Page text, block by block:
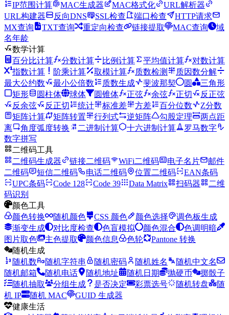
IP范围计算
MAC生成器 MAC格式化
URL解析器
URL构建器
反向DNS SSL检查 端口检查
HTTP请求
MX查询
TXT查询 重定向检查 链接提取 MAC查询
域
名年龄
数学计算
百分比计算
分数计算 比例计算 平均值计算
对数计算
指数计算
阶乘计算 取模计算 质数检测
质因数分解
最大公约数
最小公倍数 质数生成 斐波那契 圆
三角形
矩形
圆柱体 球体 圆锥体 正弦 余弦 正切
反正弦
反余弦
反正切 统计 标准差 方差 百分位数
Z分数
矩阵计算
矩阵转置 行列式 逆矩阵 勾股定理
两点距
离
角度弧度转换 二进制计算 十六进制计算
罗马数字
数字拼写
二维码工具
二维码生成器
链接二维码 WiFi二维码 电子名片
邮件
二维码
短信二维码 电话二维码 位置二维码
EAN条码
UPC条码
Code 128 Code 39 Data Matrix 扫码器
二维
码识别
颜色工具
颜色转换
随机颜色 CSS 颜色 颜色选择
调色板生成
渐变生成
对比度检查 色盲模拟 颜色混合
色调明暗
图片取色
主色提取 颜色信息 色轮
Pantone 转换
随机生成
随机数
随机字符串 随机密码 随机姓名
随机中文名
随机邮箱
随机电话 随机地址 随机日期 抛硬币
掷骰子
随机抽取
分组生成 是否决定 彩票选号 随机转盘
随
机 IP
随机 MAC
GUID 生成器
健康生活